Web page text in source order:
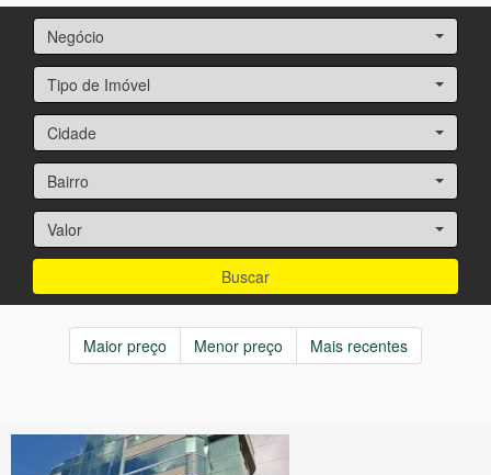
Negócio
Tipo de Imóvel
Cidade
Bairro
Valor
Buscar
Maior preço Menor preço Mais recentes